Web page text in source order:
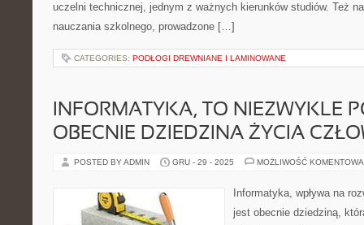
uczelni technicznej, jednym z ważnych kierunków studiów. Też
nauczania szkolnego, prowadzone […]
CATEGORIES: PODŁOGI DREWNIANE I LAMINOWANE
INFORMATYKA, TO NIEZWYKLE
OBECNIE DZIEDZINA ŻYCIA
POSTED BY ADMIN GRU - 29 - 2025 MOŻLIWOŚĆ
Informatyka, wpływa na
jest obecnie dziedziną,